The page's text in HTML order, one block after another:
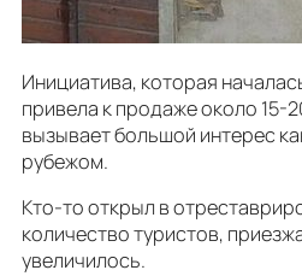
Инициатива, которая
привела к продаже около 15-
вызывает большой интерес
рубежом.
Кто-то открыл в
количество туристов,
увеличилось.